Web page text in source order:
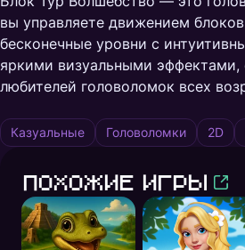
вы управляете движением
бесконечные уровни с
яркими визуальными эффектами,
любителей головоломок всех
Казуальные Головоломки 2D
Похожие игры